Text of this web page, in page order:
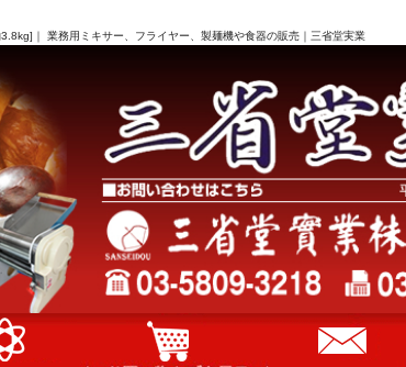
｜ 業務用ミキサー、フライヤー、製麺機や食器の販売｜三省堂実業